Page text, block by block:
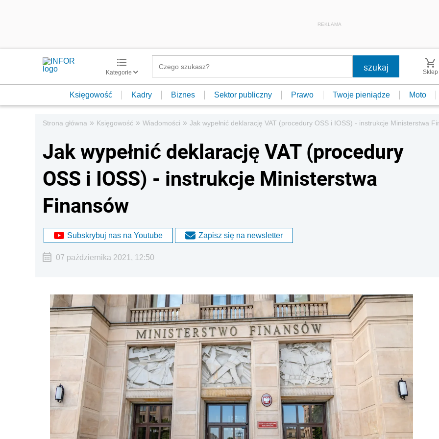
REKLAMA
Kategorie Sklep
Księgowość Kadry Biznes Sektor publiczny Prawo Twoje pieniądze Moto
Strona główna » Księgowość » Wiadomości » Jak wypełnić deklarację VAT (procedury OSS i IOSS) - instrukcje Ministerstwa
Jak wypełnić deklarację VAT (procedury
OSS i IOSS) - instrukcje Ministerstwa
Finansów
Subskrybuj nas na Youtube Zapisz się na newsletter
07 października 2021, 12:50